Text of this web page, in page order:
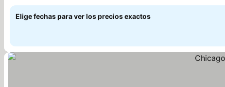
Elige fechas para ver los precios exactos